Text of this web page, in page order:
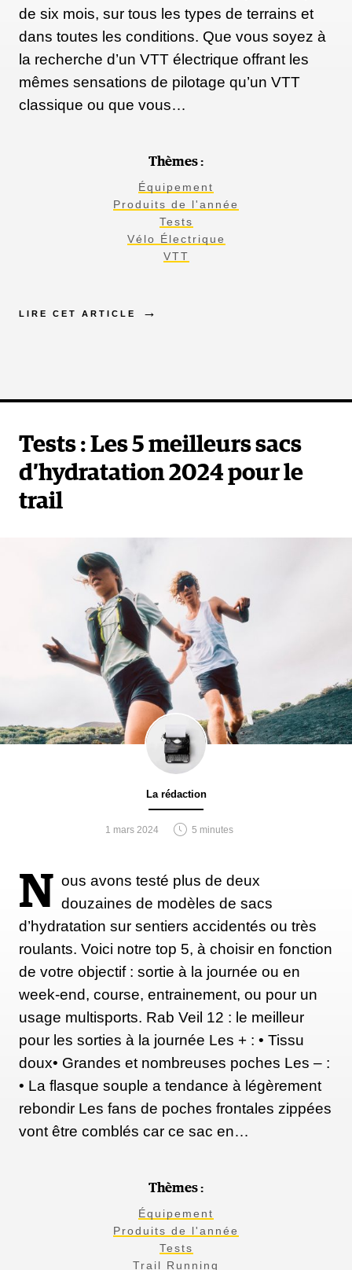
de six mois, sur tous les types de terrains et
dans toutes les conditions. Que vous soyez à
la recherche d’un VTT électrique offrant les
mêmes sensations de pilotage qu’un VTT
classique ou que vous…
Thèmes :
Équipement
Produits de l'année
Tests
Vélo Électrique
VTT
LIRE CET ARTICLE
Tests : Les 5 meilleurs sacs
d’hydratation 2024 pour le
trail
La rédaction
1 mars 2024 5 minutes
N ous avons testé plus de deux
douzaines de modèles de sacs
d’hydratation sur sentiers accidentés ou très
roulants. Voici notre top 5, à choisir en fonction
de votre objectif : sortie à la journée ou en
week-end, course, entrainement, ou pour un
usage multisports. Rab Veil 12 : le meilleur
pour les sorties à la journée Les + : • Tissu
doux• Grandes et nombreuses poches Les – :
• La flasque souple a tendance à légèrement
rebondir Les fans de poches frontales zippées
vont être comblés car ce sac en…
Thèmes :
Équipement
Produits de l'année
Tests
Trail Running